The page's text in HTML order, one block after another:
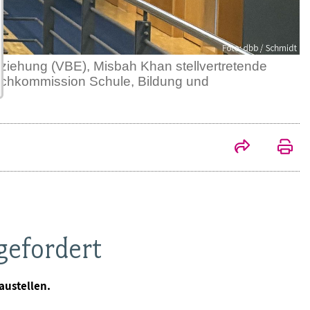
(VBE), Misbah Khan stellvertretende
Schule, Bildung und